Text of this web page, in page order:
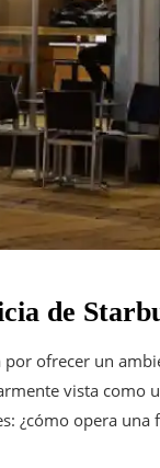
de
ofrecer un
vista como
¿cómo opera una